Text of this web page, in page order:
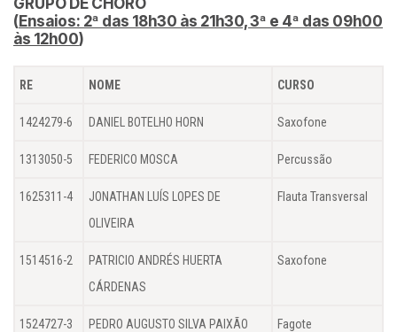
GRUPO DE CHORO
( Ensaios: 2ª das 18h30 às 21h30, 3ª e 4ª das 09h00
às 12h00)
RE NOME CURSO
1424279-6 DANIEL BOTELHO HORN Saxofone
1313050-5 FEDERICO MOSCA Percussão
1625311-4
JONATHAN LUÍS LOPES DE
OLIVEIRA
Flauta Transversal
1514516-2
PATRICIO ANDRÉS HUERTA
CÁRDENAS
Saxofone
1524727-3 PEDRO AUGUSTO SILVA PAIXÃO Fagote